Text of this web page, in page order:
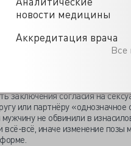
новости медицины
Аккредитация врача
Все
нарушающих их права. С
на этой проблеме», -
Тополева-Солдунова.
знают наших женщин, уж
над завистливыми товарками
вспомнить, что когда-то могла
сумерками сознания
заключения согласия на
или партнёру
не обвинили в
всё-всё, иначе изменение позы